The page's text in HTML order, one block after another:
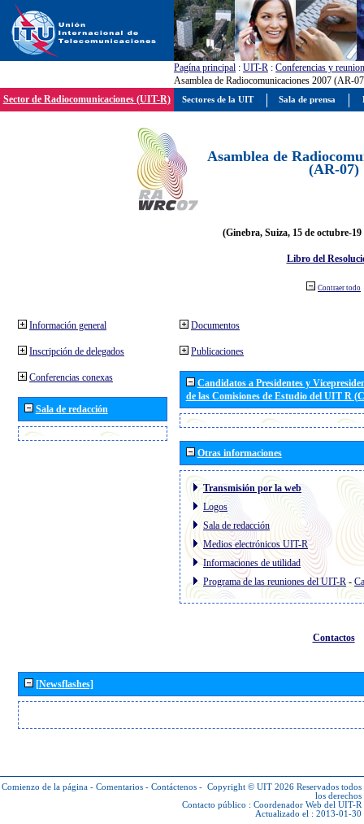
Pagína principal : UIT-R : Conferencias y
Asamblea de Radiocomunicaciones 2007 (AR-
Sector de Radiocomunicaciones (UIT-R)
Asamblea de
(AR-07)
(Ginebra, Suiza, 15 de octubre-19
Libro del
Contraer todo
Información general
Inscripción de delegados
Conferencias conexas
Sala de redacción
Documentos
Publicaciones
Candidatos a Presidentes y
de las Comisiones de Estudio del UIT R
Otras informaciones
Transmisión por la web
Logos
Sala de redacción
Medios electrónicos UIT-R
Informaciones de utilidad
Programa de las reuniones del UIT-R-
Contactos
[Newsflashes]
Comienzo de la página - Comentarios - Contáctenos - Copyright © UIT 2026 Reservados todos
los derechos
Contacto público : Coordenador Web del UIT-R
Actualizado el : 2013-01-30
Sectores de la UIT Sala de prensa